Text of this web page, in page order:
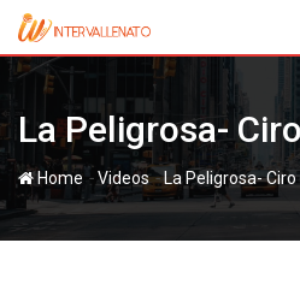
Skip
content
La Peligrosa-
Home-Videos-La Peligrosa-